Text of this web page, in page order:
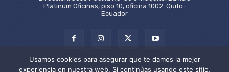
Platinum Oficinas, piso 10, oficina 1002. Quito-
Ecuador
Usamos cookies para asegurar que te damos la mejor
experiencia en nuestra web. Si continúas usando este sitio,